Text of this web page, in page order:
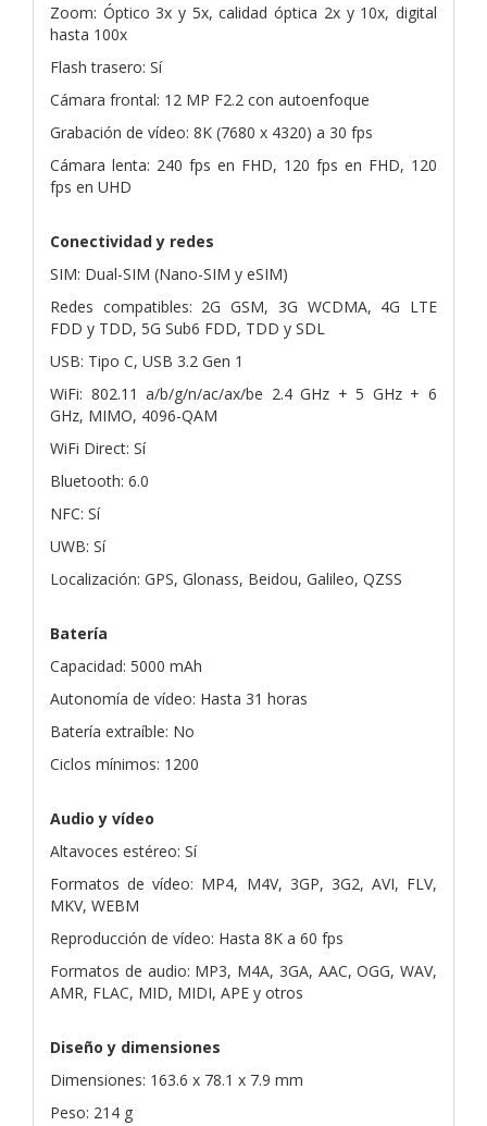
Zoom: Óptico 3x y 5x, calidad óptica 2x y 10x, digital
hasta 100x
Flash trasero: Sí
Cámara frontal: 12 MP F2.2 con autoenfoque
Grabación de vídeo: 8K (7680 x 4320) a 30 fps
Cámara lenta: 240 fps en FHD, 120 fps en FHD, 120
fps en UHD
Conectividad y redes
SIM: Dual-SIM (Nano-SIM y eSIM)
Redes compatibles: 2G GSM, 3G WCDMA, 4G LTE
FDD y TDD, 5G Sub6 FDD, TDD y SDL
USB: Tipo C, USB 3.2 Gen 1
WiFi: 802.11 a/b/g/n/ac/ax/be 2.4 GHz + 5 GHz + 6
GHz, MIMO, 4096-QAM
WiFi Direct: Sí
Bluetooth: 6.0
NFC: Sí
UWB: Sí
Localización: GPS, Glonass, Beidou, Galileo, QZSS
Batería
Capacidad: 5000 mAh
Autonomía de vídeo: Hasta 31 horas
Batería extraíble: No
Ciclos mínimos: 1200
Audio y vídeo
Altavoces estéreo: Sí
Formatos de vídeo: MP4, M4V, 3GP, 3G2, AVI, FLV,
MKV, WEBM
Reproducción de vídeo: Hasta 8K a 60 fps
Formatos de audio: MP3, M4A, 3GA, AAC, OGG, WAV,
AMR, FLAC, MID, MIDI, APE y otros
Diseño y dimensiones
Dimensiones: 163.6 x 78.1 x 7.9 mm
Peso: 214 g